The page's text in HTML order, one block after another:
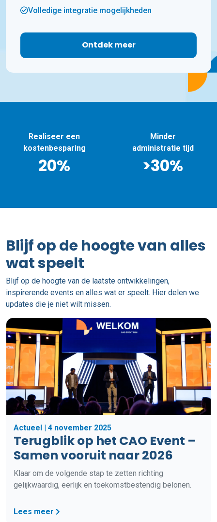
Volledige integratie mogelijkheden
Ontdek meer
Realiseer een
kostenbesparing
20%
Minder
administratie tijd
>30%
Blijf op de hoogte van alles
wat speelt
Blijf op de hoogte van de laatste ontwikkelingen,
inspirerende events en alles wat er speelt. Hier delen we
updates die je niet wilt missen.
Actueel | 4 november 2025
Terugblik op het CAO Event –
Samen vooruit naar 2026
Klaar om de volgende stap te zetten richting
gelijkwaardig, eerlijk en toekomstbestendig belonen.
Lees meer